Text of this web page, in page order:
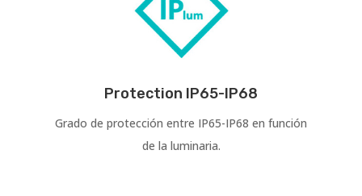
Protection IP65-IP68
Grado de protección entre IP65-IP68 en función
de la luminaria.